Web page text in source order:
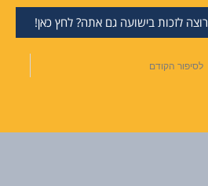
רוצה לזכות בישועה גם אתה? לחץ כאן!
לסיפור הקודם